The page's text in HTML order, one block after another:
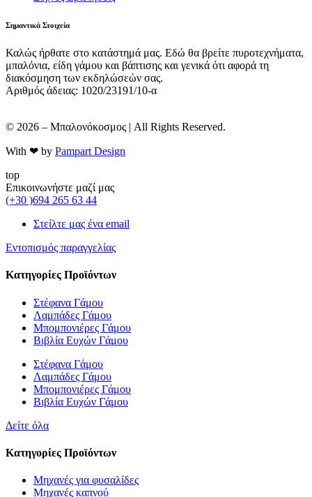
Σημαντικά Στοιχεία
Καλώς ήρθατε στο κατάστημά μας. Εδώ θα βρείτε πυροτεχνήματα,
μπαλόνια, είδη γάμου και βάπτισης και γενικά ότι αφορά τη
διακόσμηση των εκδηλώσεών σας.
Αριθμός άδειας: 1020/23191/10-α
© 2026 – Μπαλονόκοσμος | All Rights Reserved.
With ❤ by Pampart Design
top
Επικοινωνήστε μαζί μας
(+30 )694 265 63 44
Στείλτε μας ένα email
Εντοπισμός παραγγελίας
Κατηγορίες Προϊόντων
Στέφανα Γάμου
Λαμπάδες Γάμου
Μπομπονιέρες Γάμου
Βιβλία Ευχών Γάμου
Στέφανα Γάμου
Λαμπάδες Γάμου
Μπομπονιέρες Γάμου
Βιβλία Ευχών Γάμου
Δείτε όλα
Κατηγορίες Προϊόντων
Μηχανές για φυσαλίδες
Μηχανές καπνού